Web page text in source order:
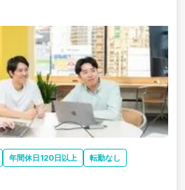
年間休日120日以上
転勤なし